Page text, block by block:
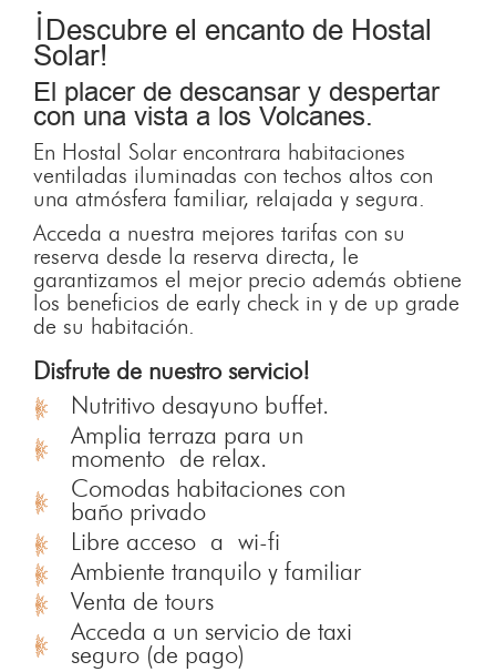
¡Descubre el encanto de Hostal
Solar!
El placer de descansar y despertar
con una vista a los Volcanes.
En Hostal Solar encontrara habitaciones
ventiladas iluminadas con techos altos con
una atmósfera familiar, relajada y segura.
Acceda a nuestra mejores tarifas con su
reserva desde la reserva directa, le
garantizamos el mejor precio además obtiene
los beneficios de early check in y de up grade
de su habitación.
Disfrute de nuestro servicio!
Nutritivo desayuno buffet.
Amplia terraza para un
momento de relax.
Comodas habitaciones con
baño privado
Libre acceso a wi-fi
Ambiente tranquilo y familiar
Venta de tours
Acceda a un servicio de taxi
seguro (de pago)